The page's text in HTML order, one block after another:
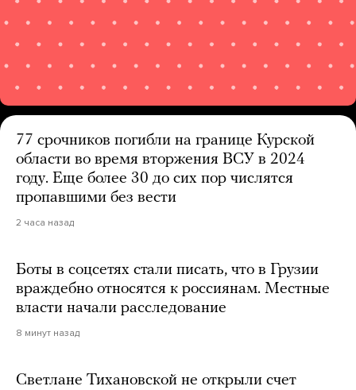
77 срочников погибли на границе Курской
области во время вторжения ВСУ в 2024
году. Еще более 30 до сих пор числятся
пропавшими без вести
2 часа назад
Боты в соцсетях стали писать, что в Грузии
враждебно относятся к россиянам. Местные
власти начали расследование
8 минут назад
Светлане Тихановской не открыли счет